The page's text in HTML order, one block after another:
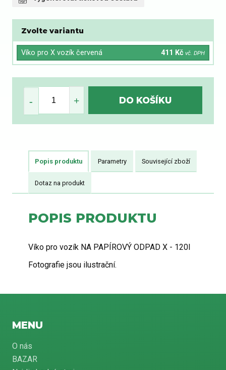
Zvolte variantu
Víko pro X vozík červená 411 Kč vč. DPH
Popis produktu Parametry Související zboží
Dotaz na produkt
POPIS PRODUKTU
Víko pro vozík NA PAPÍROVÝ ODPAD X - 120l
Fotografie jsou ilustrační.
MENU
O nás
BAZAR